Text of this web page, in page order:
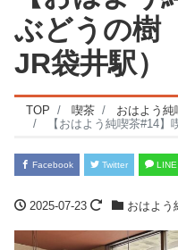
ぶどうの樹
JR袋井駅）
TOP 喫茶
おはよう純
【おはよう純喫茶#14】喫
Facebook Twitter LINE
2025-07-23 おはよう